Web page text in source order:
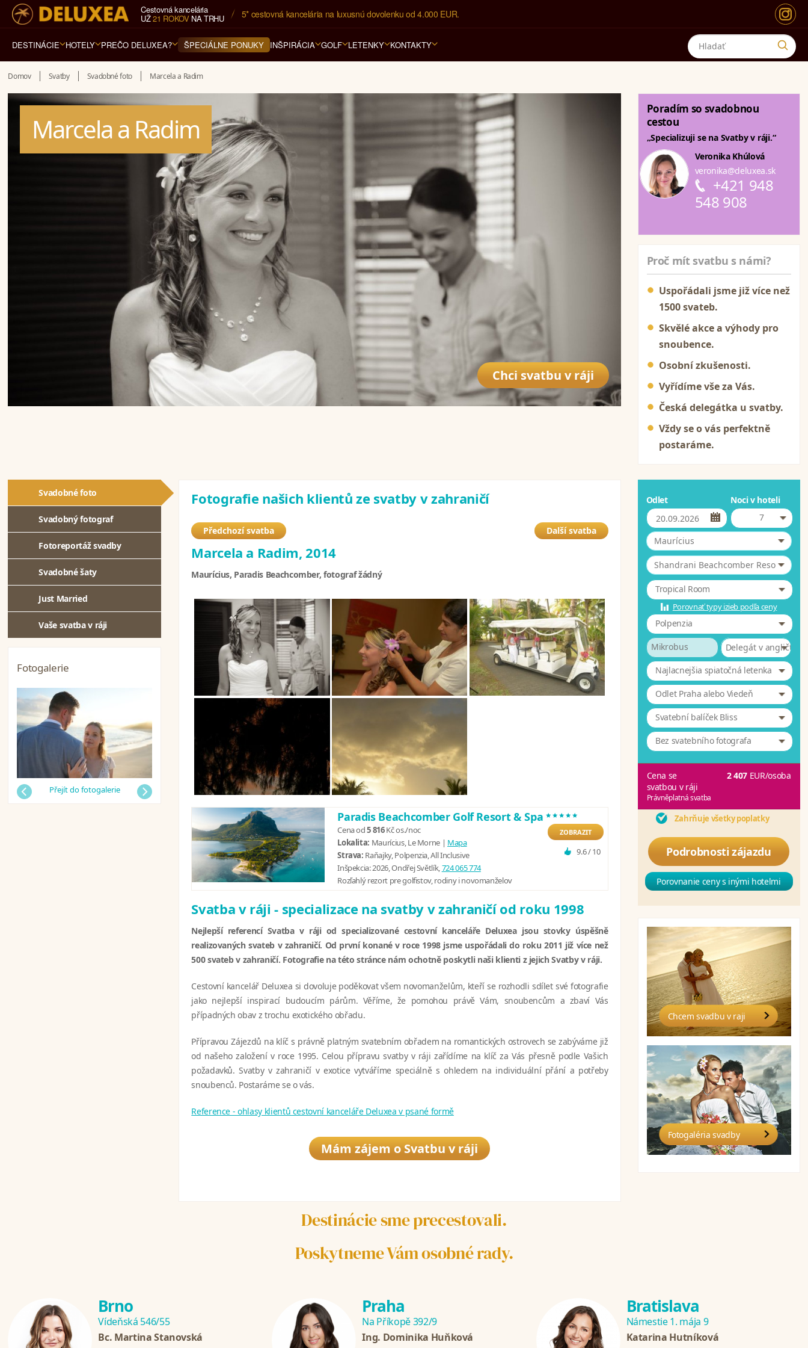
Cestovná kancelária
UŽ21 ROKOVNA TRHU 5* cestovná kancelária na luxusnú dovolenku od 4.000 EUR.
DESTINÁCIE HOTELY PREČO DELUXEA? ŠPECIÁLNE PONUKY INŠPIRÁCIA GOLF LETENKY KONTAKTY
Domov Svatby Svadobné foto Marcela a Radim
Marcela a Radim
Chci svatbu v ráji
Poradím so svadobnou
cestou
„Specializuji se na Svatby v ráji.“
Veronika Khúlová
veronika@deluxea.sk
+421 948
548 908
Proč mít svatbu s námi?
Uspořádali jsme již více než
1500 svateb.
Skvělé akce a výhody pro
snoubence.
Osobní zkušenosti.
Vyřídíme vše za Vás.
Česká delegátka u svatby.
Vždy se o vás perfektně
postaráme.
Svadobné foto
Svadobný fotograf
Fotoreportáž svadby
Svadobné šaty
Just Married
Vaše svatba v ráji
Fotogalerie
Předchozí
Přejít do fotogalerie
Fotografie našich klientů ze svatby v zahraničí
Předchozí svatba Další svatba
Marcela a Radim, 2014
Maurícius, Paradis Beachcomber, fotograf žádný
Paradis Beachcomber Golf Resort & Spa *****
Cena od5 816Kčos./noc
Lokalita: Maurícius, Le Morne | Mapa
Strava: Raňajky, Polpenzia, All Inclusive
Inšpekcia:2026, Ondřej Světlík,724 065 774
Rozľahlý rezort pre golfistov, rodiny i novomanželov
9.6 / 10
ZOBRAZIT
Svatba v ráji - specializace na svatby v zahraničí od roku 1998
Nejlepší referencí Svatba v ráji od specializované cestovní kanceláře Deluxea jsou stovky úspěšně
realizovaných svateb v zahraničí. Od první konané v roce 1998 jsme uspořádali do roku 2011 již více než
500 svateb v zahraničí. Fotografie na této stránce nám ochotně poskytli naši klienti z jejich Svatby v ráji.
Cestovní kancelář Deluxea si dovoluje poděkovat všem novomanželům, kteří se rozhodli sdílet své fotografie
jako nejlepší inspirací budoucím párům. Věříme, že pomohou právě Vám, snoubencům a zbaví Vás
případných obav z trochu exotického obřadu.
Přípravou Zájezdů na klíč s právně platným svatebním obřadem na romantických ostrovech se zabýváme již
od našeho založení v roce 1995. Celou přípravu svatby v ráji zařídíme na klíč za Vás přesně podle Vašich
požadavků. Svatby v zahraničí v exotice vytváříme speciálně s ohledem na individuální přání a potřeby
snoubenců. Postaráme se o vás.
Reference - ohlasy klientů cestovní kanceláře Deluxea v psané formě
Mám zájem o Svatbu v ráji
Odlet
Noci v hoteli
7
Maurícius
Shandrani Beachcomber Resort & 4
Tropical Room
Porovnať typy izieb podľa ceny
Polpenzia
Mikrobus
Delegát v angličtině
Najlacnejšia spiatočná letenka
Odlet Praha alebo Viedeň
Svatební balíček Bliss
Bez svatebního fotografa
Cena se
svatbou v ráji
Právněplatná svatba
2 407 EUR/osoba
Zahrňuje všetky poplatky
Podrobnosti zájazdu
Porovnanie ceny s inými hotelmi
Chcem svadbu v raji
Fotogaléria svadby
Destinácie sme precestovali.
Poskytneme Vám osobné rady.
Brno
Vídeňská 546/55
Bc. Martina Stanovská
Praha
Na Příkopě 392/9
Ing. Dominika Huňková
Bratislava
Námestie 1. mája 9
Katarina Hutníková